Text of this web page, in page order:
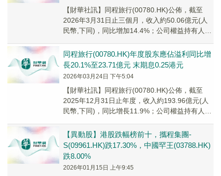
​【財華社訊】同程旅行(00780.HK)公佈，截至
2026年3月31日止三個月，收入約50.06億元(人
民幣,下同)，同比增加14.4%；公司權益持有人應
同程旅行(00780.HK)年度股东應佔溢利同比增
長20.1%至23.71億元 末期息0.25港元
2026年03月24日 下午5:04
​【財華社訊】同程旅行(00780.HK)公佈，截至
2025年12月31日止年度，收入約193.96億元(人
民幣,下同)，同比增長11.9%；公司權益持有人應
【異動股】港股跌幅榜前十，攜程集團-
S(09961.HK)跌17.30%，中國罕王(03788.HK)
跌8.00%
2026年01月15日 上午9:45